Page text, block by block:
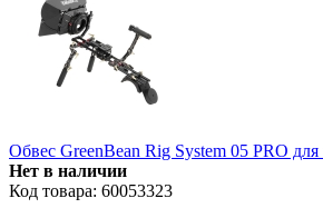
Обвес GreenBean Rig System 05 PRO
Нет в наличии
Код товара: 60053323